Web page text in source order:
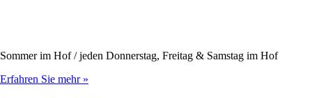
Sommer im Hof / jeden Donnerstag, Freitag & Samstag im Hof
Erfahren Sie mehr »